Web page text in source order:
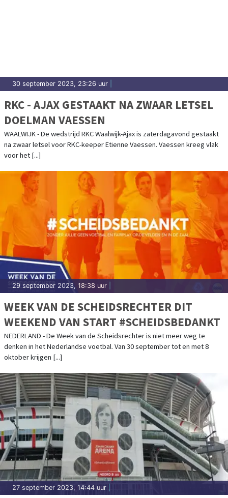
30 september 2023, 23:26 uur
RKC - AJAX GESTAAKT NA ZWAAR LETSEL
DOELMAN VAESSEN
WAALWIJK - De wedstrijd RKC Waalwijk-Ajax is zaterdagavond gestaakt
na zwaar letsel voor RKC-keeper Etienne Vaessen. Vaessen kreeg vlak
voor het [...]
29 september 2023, 18:38 uur
WEEK VAN DE SCHEIDSRECHTER DIT
WEEKEND VAN START #SCHEIDSBEDANKT
NEDERLAND - De Week van de Scheidsrechter is niet meer weg te
denken in het Nederlandse voetbal. Van 30 september tot en met 8
oktober krijgen [...]
27 september 2023, 14:44 uur